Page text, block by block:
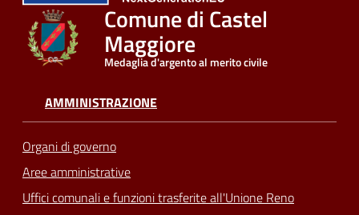
Seguici
su
Comune di Castel
Maggiore
Medaglia d'argento al merito civile
AMMINISTRAZIONE
Organi di governo
Aree amministrative
Uffici comunali e funzioni trasferite all'Unione Reno